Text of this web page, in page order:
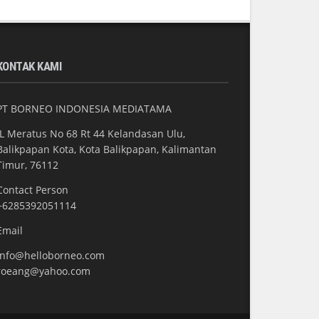
KAMI
BORNEO INDONESIA MEDIATAMA
Meratus No 68 Rt 44 Kelandasan Ulu,
Kota, Kota Balikpapan, Kalimantan
76112
Person